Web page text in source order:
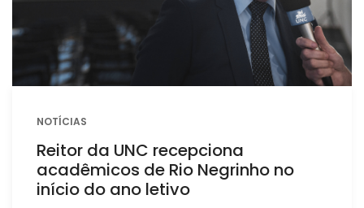
NOTÍCIAS
Reitor da UNC recepciona
acadêmicos de Rio Negrinho no
início do ano letivo